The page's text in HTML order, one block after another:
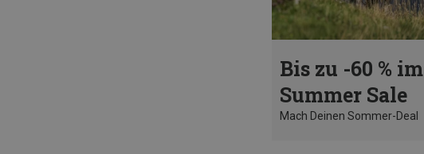
Bis zu -60 % im
Summer Sale
Mach Deinen Sommer-Deal